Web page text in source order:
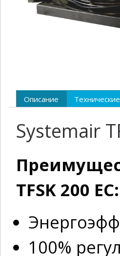
Описание
Systemair
TFSK 200 EC:
100%